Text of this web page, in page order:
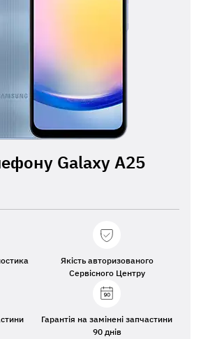
Galaxy A25
Якість авторизованого
Сервісного Центру
Гарантія на замінені запчастини
90 днів